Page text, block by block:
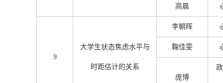
高晨
9
大学生状态焦虑水平与
时距估计的关系
李朝晖
鞠佳雯
庞博